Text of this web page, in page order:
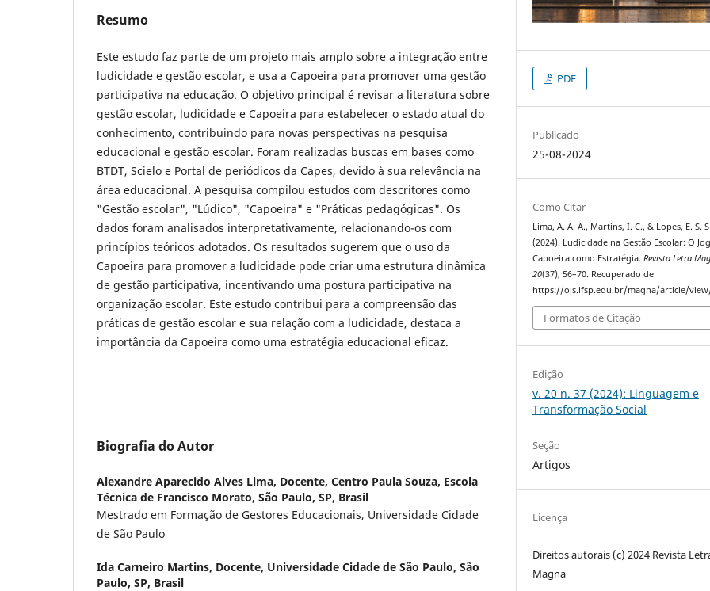
Resumo
Este estudo faz parte de um projeto mais amplo sobre a integração entre
ludicidade e gestão escolar, e usa a Capoeira para promover uma gestão
participativa na educação. O objetivo principal é revisar a literatura sobre
gestão escolar, ludicidade e Capoeira para estabelecer o estado atual do
conhecimento, contribuindo para novas perspectivas na pesquisa
educacional e gestão escolar. Foram realizadas buscas em bases como
BTDT, Scielo e Portal de periódicos da Capes, devido à sua relevância na
área educacional. A pesquisa compilou estudos com descritores como
"Gestão escolar", "Lúdico", "Capoeira" e "Práticas pedagógicas". Os
dados foram analisados interpretativamente, relacionando-os com
princípios teóricos adotados. Os resultados sugerem que o uso da
Capoeira para promover a ludicidade pode criar uma estrutura dinâmica
de gestão participativa, incentivando uma postura participativa na
organização escolar. Este estudo contribui para a compreensão das
práticas de gestão escolar e sua relação com a ludicidade, destaca a
importância da Capoeira como uma estratégia educacional eficaz.
Biografia do Autor
Alexandre Aparecido Alves Lima, Docente, Centro Paula Souza, Escola
Técnica de Francisco Morato, São Paulo, SP, Brasil
Mestrado em Formação de Gestores Educacionais, Universidade Cidade
de São Paulo
Ida Carneiro Martins, Docente, Universidade Cidade de São Paulo, São
Paulo, SP, Brasil
PDF
Publicado
25-08-2024
Como Citar
Lima, A. A. A., Martins, I. C., & Lopes, E. S. S.
(2024). Ludicidade na Gestão Escolar: O
Capoeira como Estratégia.Revista Letra
20(37), 56–70. Recuperado de
https://ojs.ifsp.edu.br/magna/article/
Formatos de Citação
Edição
v. 20 n. 37 (2024): Linguagem e
Transformação Social
Seção
Artigos
Licença
Direitos autorais (c) 2024 Revista
Magna